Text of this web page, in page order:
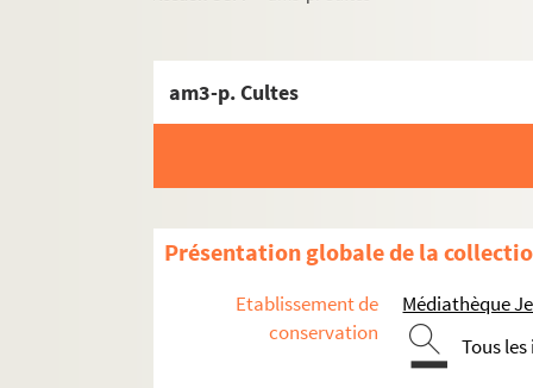
am3-p. Cultes
Présentation globale de la
Etablissement de
conservation
Médiathèque
Tous